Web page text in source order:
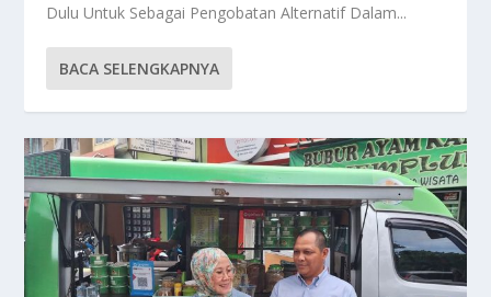
Dulu Untuk Sebagai Pengobatan Alternatif Dalam...
BACA SELENGKAPNYA